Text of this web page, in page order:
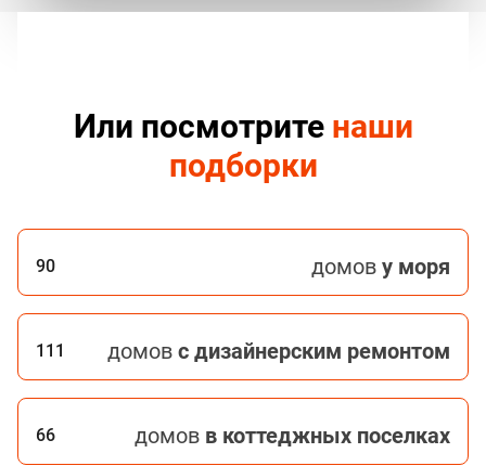
Или посмотрите наши
подборки
90 домов у моря
111 домов с дизайнерским ремонтом
66 домов в коттеджных поселках